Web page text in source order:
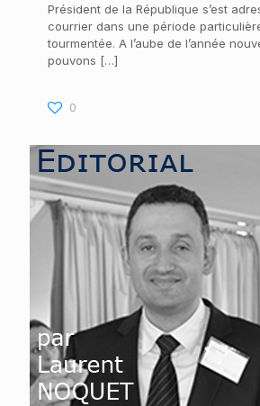
Président de la République s’est
courrier dans une période
tourmentée. A l’aube de l’année
pouvons […]
0